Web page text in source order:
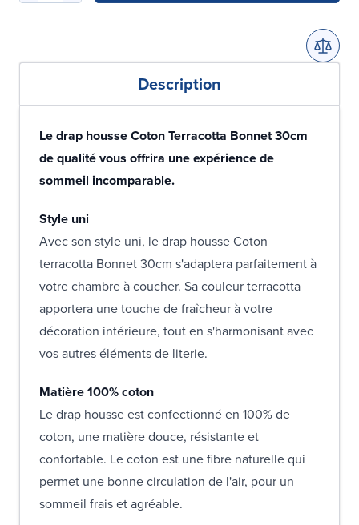
Description
Le drap housse Coton Terracotta Bonnet 30cm
de qualité vous offrira une expérience de
sommeil incomparable.
Style uni
Avec son style uni, le drap housse Coton
terracotta Bonnet 30cm s'adaptera parfaitement à
votre chambre à coucher. Sa couleur terracotta
apportera une touche de fraîcheur à votre
décoration intérieure, tout en s'harmonisant avec
vos autres éléments de literie.
Matière 100% coton
Le drap housse est confectionné en 100% de
coton, une matière douce, résistante et
confortable. Le coton est une fibre naturelle qui
permet une bonne circulation de l'air, pour un
sommeil frais et agréable.